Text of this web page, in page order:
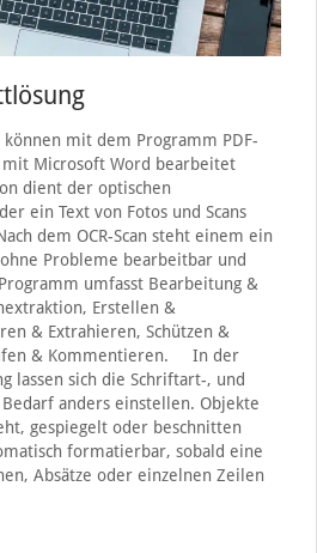
mit dem Programm PDF-
Microsoft Word bearbeitet
dient der optischen
ein Text von Fotos und Scans
dem OCR-Scan steht einem ein
Probleme bearbeitbar und
umfasst Bearbeitung &
Erstellen &
& Extrahieren, Schützen &
& Kommentieren. In der
lassen sich die Schriftart-, und
anders einstellen. Objekte
gespiegelt oder beschnitten
formatierbar, sobald eine
Absätze oder einzelnen Zeilen